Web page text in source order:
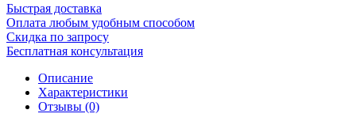
Быстрая доставка
Оплата любым удобным способом
Скидка по запросу
Бесплатная консультация
Описание
Характеристики
Отзывы (0)